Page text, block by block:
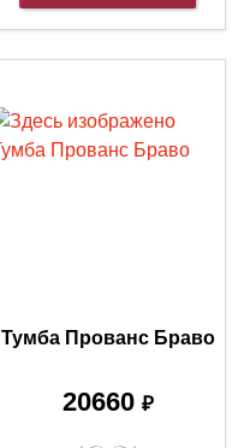
Тумба Прованс Браво
20660 ₽